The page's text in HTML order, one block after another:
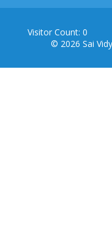
Visitor Count: 0
© 2026 Sai